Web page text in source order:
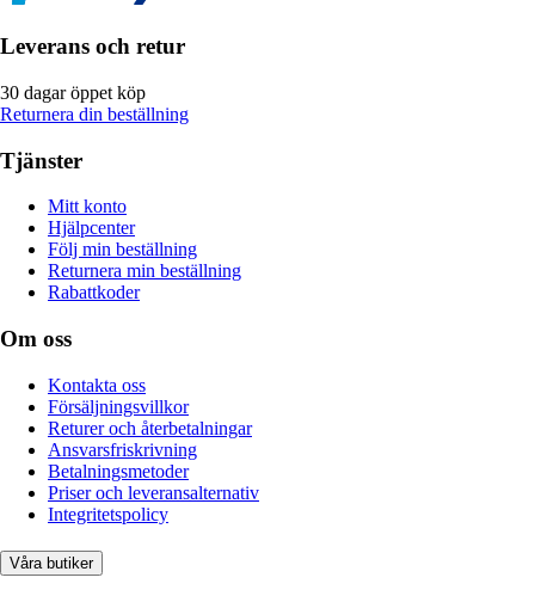
Leverans och retur
30 dagar öppet köp
Returnera din beställning
Tjänster
Mitt konto
Hjälpcenter
Följ min beställning
Returnera min beställning
Rabattkoder
Om oss
Kontakta oss
Försäljningsvillkor
Returer och återbetalningar
Ansvarsfriskrivning
Betalningsmetoder
Priser och leveransalternativ
Integritetspolicy
Våra butiker